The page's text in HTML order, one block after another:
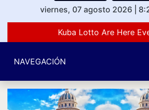
viernes, 07 agosto 2026
Kuba Lotto Are Here
NAVEGACIÓN